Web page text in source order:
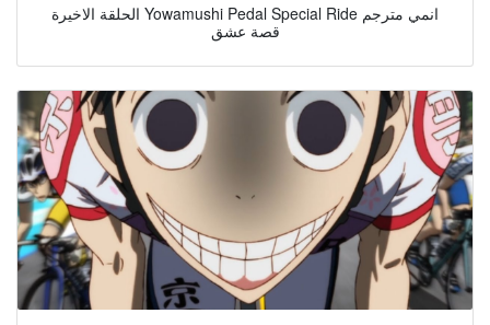
الحلقة الاخيرة Yowamushi Pedal Special Ride انمي مترجم
قصة عشق